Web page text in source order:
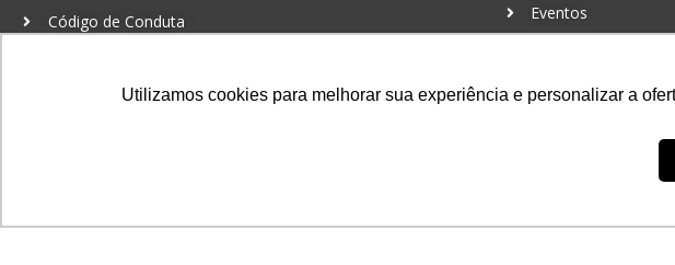
Utilizamos cookies para melhorar sua experiência e personalizar a
Código de Conduta
Eventos